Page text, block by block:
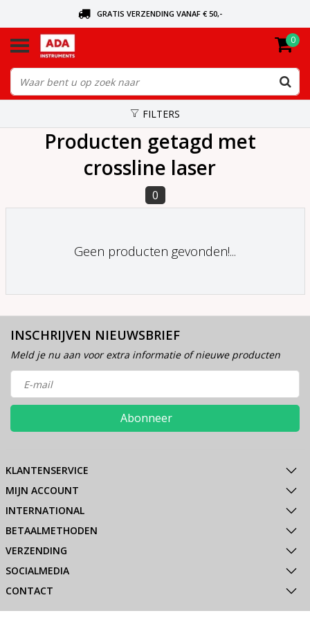
GRATIS VERZENDING VANAF € 50,-
VANDAAG BESTELD, VANDAAG VERZONDEN
0
FILTERS
Producten getagd met
crossline laser
0
Geen producten gevonden!...
INSCHRIJVEN NIEUWSBRIEF
Meld je nu aan voor extra informatie of nieuwe producten
Abonneer
KLANTENSERVICE
MIJN ACCOUNT
INTERNATIONAL
BETAALMETHODEN
VERZENDING
SOCIALMEDIA
CONTACT